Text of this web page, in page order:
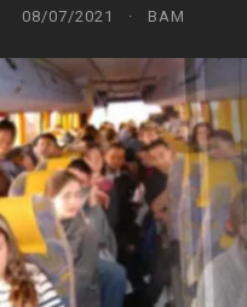
08/07/2021 · BAM